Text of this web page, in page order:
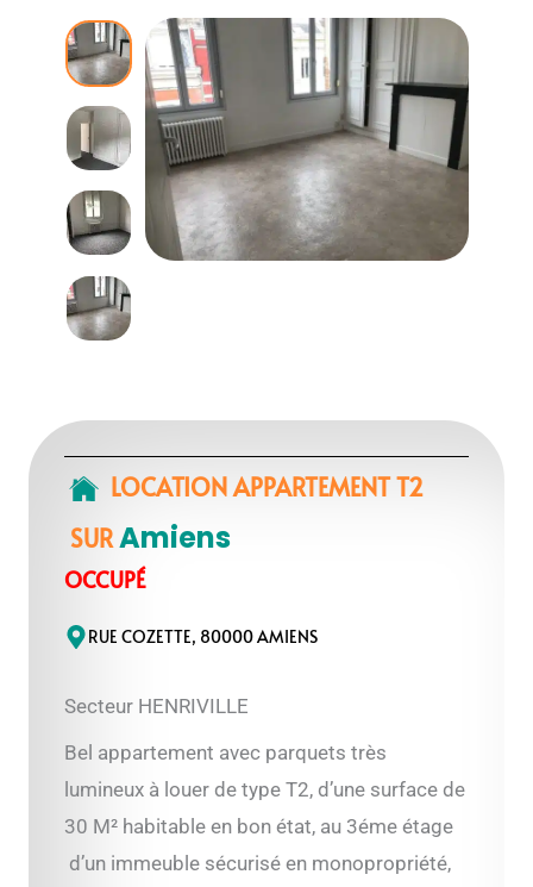
LOCATION APPARTEMENT T2
SURAmiens
OCCUPÉ
RUE COZETTE, 80000 AMIENS
Secteur HENRIVILLE
Bel appartement avec parquets très
lumineux à louer de type T2, d’une surface de
30 M² habitable en bon état, au 3éme étage
d’un immeuble sécurisé en monopropriété,